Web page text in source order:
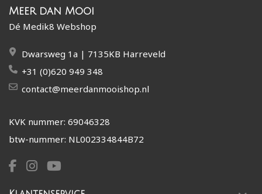
Meer dan Mooi
Dé Medik8 Webshop
Dwarsweg 1a | 7135KB Harreveld
+31 (0)620 949 348
contact@meerdanmooishop.nl
KVK nummer: 69046328
btw-nummer: NL002334844B72